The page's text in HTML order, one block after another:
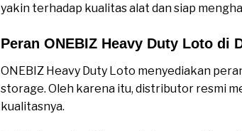
yakin terhadap kualitas alat dan siap
Peran ONEBIZ Heavy Duty Loto di
ONEBIZ Heavy Duty Loto menyediakan
storage. Oleh karena itu, distributor resmi
kualitasnya.